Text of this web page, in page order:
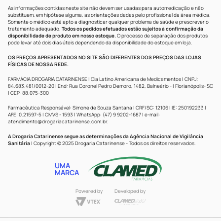
As informações contidas neste site não devem ser usadas para automedicação e não
substituem, em hipótese alguma, as orientações dadas pelo profissional da área médica.
Somente o médico está apto a diagnosticar qualquer problema de saúde e prescrever o
tratamento adequado. Todos os pedidos efetuados estão sujeitos à confirmação da
disponibilidade de produto em nosso estoque.O processo de separação dos produtos
pode levar até dois dias úteis dependendo da disponibilidade do estoque em loja.
OS PREÇOS APRESENTADOS NO SITE SÃO DIFERENTES DOS PREÇOS DAS LOJAS
FÍSICAS DE NOSSA REDE.
FARMÁCIA DROGARIA CATARINENSE | Cia Latino Americana de Medicamentos | CNPJ:
84.683.481/0012-20 | End: Rua Coronel Pedro Demoro, 1482, Balneário - | Florianópolis- SC
| CEP: 88.075-300
Farmacêutica Responsável: Simone de Souza Santana | CRF/SC: 12106 | IE: 250192233 |
AFE: 0.21597-5 | CMVS - 1593 | WhatsApp: (47) 9 9202-1687 | e-mail:
atendimento@drogariacatarinense.com.br.
A Drogaria Catarinense segue as determinações da Agência Nacional de Vigilância
Sanitária | Copyright © 2025 Drogaria Catarinense - Todos os direitos reservados.
UMA
MARCA
Powered by Developed by